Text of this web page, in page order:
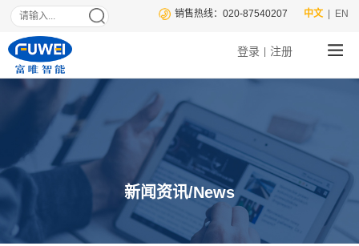
| EN
中文
销售热线：020-87540207
登录 注册
新闻资讯/News